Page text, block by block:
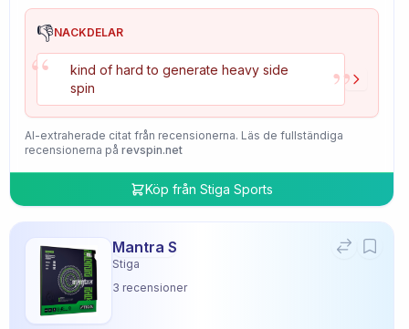
👎NACKDELAR
“
kind of hard to generate heavy side
spin
”
AI-extraherade citat från recensionerna. Läs de fullständiga
recensionerna på revspin.net
Köp från Stiga Sports
Mantra S
Stiga
3 recensioner